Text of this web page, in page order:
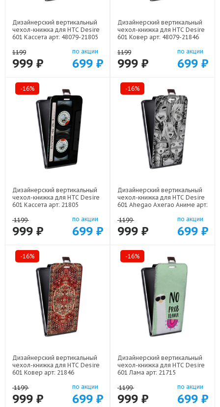
Дизайнерский вертикальный
чехол-книжка для HTC Desire
601 Кассета арт: 48079-21805
1199
999 ₽
по акции
699 ₽
Дизайнерский вертикальный
чехол-книжка для HTC Desire
601 Ковер арт: 48079-21846
1199
999 ₽
по акции
699 ₽
-16%
Дизайнерский вертикальный
чехол-книжка для HTC Desire
601 Кассета арт: 21805
1199
999 ₽
по акции
699 ₽
-16%
Дизайнерский вертикальный
чехол-книжка для HTC Desire
601 Ahegao Ахегао Аниме арт:
1199
999 ₽
по акции
699 ₽
-16%
Дизайнерский вертикальный
чехол-книжка для HTC Desire
601 Ковер арт: 21846
1199
999 ₽
по акции
699 ₽
-16%
Дизайнерский вертикальный
чехол-книжка для HTC Desire
601 Лама арт: 21715
1199
999 ₽
по акции
699 ₽